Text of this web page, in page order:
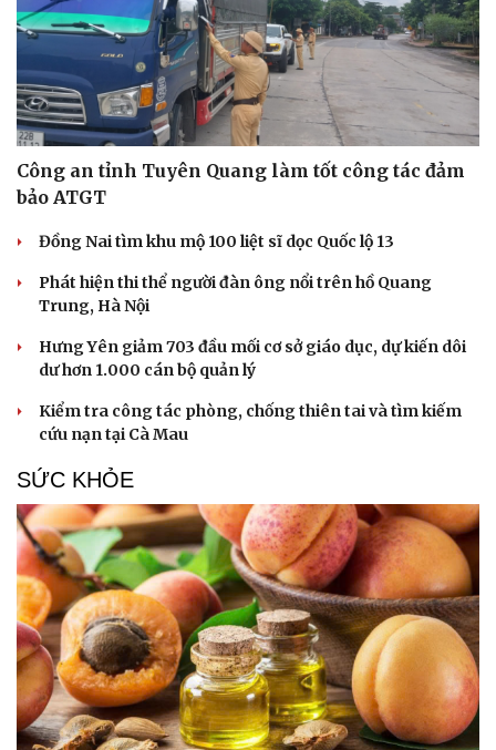
Công an tỉnh Tuyên Quang làm tốt công tác đảm
bảo ATGT
Đồng Nai tìm khu mộ 100 liệt sĩ dọc Quốc lộ 13
Phát hiện thi thể người đàn ông nổi trên hồ Quang
Trung, Hà Nội
Hưng Yên giảm 703 đầu mối cơ sở giáo dục, dự kiến dôi
dư hơn 1.000 cán bộ quản lý
Kiểm tra công tác phòng, chống thiên tai và tìm kiếm
cứu nạn tại Cà Mau
SỨC KHỎE